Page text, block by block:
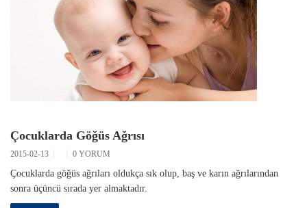
Çocuklarda Göğüs Ağrısı
2015-02-13 0 YORUM
Çocuklarda göğüs ağrıları oldukça sık olup, baş ve karın ağrılarından
sonra üçüncü sırada yer almaktadır.